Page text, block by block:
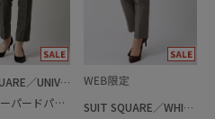
SUIT SQUARE／UNIVERSAL LANGUAGE／WHITE
通年／テーパードパンツ
SUIT SQUARE／WHITE